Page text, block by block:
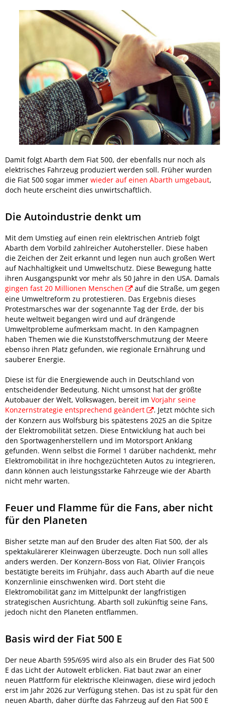
Damit folgt Abarth dem Fiat 500, der ebenfalls nur noch als
elektrisches Fahrzeug produziert werden soll. Früher wurden
die Fiat 500 sogar immer wieder auf einen Abarth umgebaut,
doch heute erscheint dies unwirtschaftlich.
Die Autoindustrie denkt um
Mit dem Umstieg auf einen rein elektrischen Antrieb folgt
Abarth dem Vorbild zahlreicher Autohersteller. Diese haben
die Zeichen der Zeit erkannt und legen nun auch großen Wert
auf Nachhaltigkeit und Umweltschutz. Diese Bewegung hatte
ihren Ausgangspunkt vor mehr als 50 Jahre in den USA. Damals
gingen fast 20 Millionen Menschen
auf die Straße, um gegen
eine Umweltreform zu protestieren. Das Ergebnis dieses
Protestmarsches war der sogenannte Tag der Erde, der bis
heute weltweit begangen wird und auf drängende
Umweltprobleme aufmerksam macht. In den Kampagnen
haben Themen wie die Kunststoffverschmutzung der Meere
ebenso ihren Platz gefunden, wie regionale Ernährung und
sauberer Energie.
Diese ist für die Energiewende auch in Deutschland von
entscheidender Bedeutung. Nicht umsonst hat der größte
Autobauer der Welt, Volkswagen, bereit im Vorjahr seine
Konzernstrategie entsprechend geändert
. Jetzt möchte sich
der Konzern aus Wolfsburg bis spätestens 2025 an die Spitze
der Elektromobilität setzen. Diese Entwicklung hat auch bei
den Sportwagenherstellern und im Motorsport Anklang
gefunden. Wenn selbst die Formel 1 darüber nachdenkt, mehr
Elektromobilität in ihre hochgezüchteten Autos zu integrieren,
dann können auch leistungsstarke Fahrzeuge wie der Abarth
nicht mehr warten.
Feuer und Flamme für die Fans, aber nicht
für den Planeten
Bisher setzte man auf den Bruder des alten Fiat 500, der als
spektakulärerer Kleinwagen überzeugte. Doch nun soll alles
anders werden. Der Konzern-Boss von Fiat, Olivier François
bestätigte bereits im Frühjahr, dass auch Abarth auf die neue
Konzernlinie einschwenken wird. Dort steht die
Elektromobilität ganz im Mittelpunkt der langfristigen
strategischen Ausrichtung. Abarth soll zukünftig seine Fans,
jedoch nicht den Planeten entflammen.
Basis wird der Fiat 500 E
Der neue Abarth 595/695 wird also als ein Bruder des Fiat 500
E das Licht der Autowelt erblicken. Fiat baut zwar an einer
neuen Plattform für elektrische Kleinwagen, diese wird jedoch
erst im Jahr 2026 zur Verfügung stehen. Das ist zu spät für den
neuen Abarth, daher dürfte das Fahrzeug auf den Fiat 500 E